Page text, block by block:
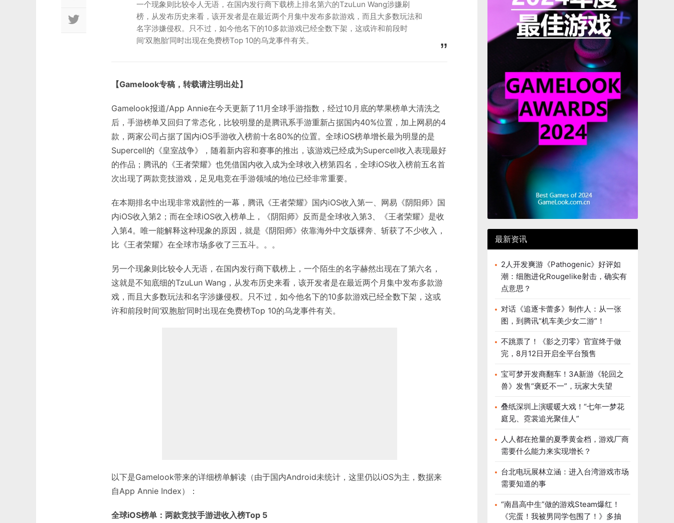
一个现象则比较令人无语，在国内发行商下载榜上排名第六的TzuLun Wang涉嫌刷
榜，从发布历史来看，该开发者是在最近两个月集中发布多款游戏，而且大多数玩法和
名字涉嫌侵权。只不过，如今他名下的10多款游戏已经全数下架，这或许和前段时
间‘双胞胎’同时出现在免费榜Top 10的乌龙事件有关。
【Gamelook专稿，转载请注明出处】
Gamelook报道/App Annie在今天更新了11月全球手游指数，经过10月底的苹果榜单大清洗之
后，手游榜单又回归了常态化，比较明显的是腾讯系手游重新占据国内40%位置，加上网易的4
款，两家公司占据了国内iOS手游收入榜前十名80%的位置。全球iOS榜单增长最为明显的是
Supercell的《皇室战争》，随着新内容和赛事的推出，该游戏已经成为Supercell收入表现最好
的作品；腾讯的《王者荣耀》也凭借国内收入成为全球收入榜第四名，全球iOS收入榜前五名首
次出现了两款竞技游戏，足见电竞在手游领域的地位已经非常重要。
在本期排名中出现非常戏剧性的一幕，腾讯《王者荣耀》国内iOS收入第一、网易《阴阳师》国
内iOS收入第2；而在全球iOS收入榜单上，《阴阳师》反而是全球收入第3、《王者荣耀》是收
入第4。唯一能解释这种现象的原因，就是《阴阳师》依靠海外中文版裸奔、斩获了不少收入，
比《王者荣耀》在全球市场多收了三五斗。。。
另一个现象则比较令人无语，在国内发行商下载榜上，一个陌生的名字赫然出现在了第六名，
这就是不知底细的TzuLun Wang，从发布历史来看，该开发者是在最近两个月集中发布多款游
戏，而且大多数玩法和名字涉嫌侵权。只不过，如今他名下的10多款游戏已经全数下架，这或
许和前段时间‘双胞胎’同时出现在免费榜Top 10的乌龙事件有关。
以下是Gamelook带来的详细榜单解读（由于国内Android未统计，这里仍以iOS为主，数据来
自App Annie Index）：
全球iOS榜单：两款竞技手游进收入榜Top 5
最新资讯
2人开发爽游《Pathogenic》好评如
潮：细胞进化Rougelike射击，确实有
点意思？
对话《追逐卡蕾多》制作人：从一张
图，到腾讯“机车美少女二游”！
不跳票了！《影之刃零》官宣终于做
完，8月12日开启全平台预售
宝可梦开发商翻车！3A新游《轮回之
兽》发售“褒贬不一”，玩家大失望
叠纸深圳上演暖暖大戏！“七年一梦花
庭见、霓裳追光聚佳人”
人人都在抢量的夏季黄金档，游戏厂商
需要什么能力来实现增长？
台北电玩展林立涵：进入台湾游戏市场
需要知道的事
“南昌高中生”做的游戏Steam爆红！
《完蛋！我被男同学包围了！》多抽